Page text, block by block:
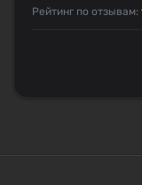
Рейтинг по отзывам: